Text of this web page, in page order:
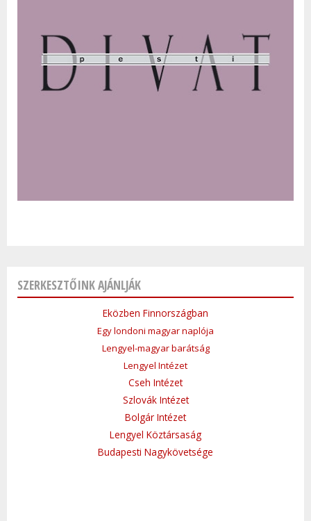
SZERKESZTŐINK AJÁNLJÁK
Eközben Finnországban
Egy londoni magyar naplója
Lengyel-magyar barátság
Lengyel Intézet
Cseh Intézet
Szlovák Intézet
Bolgár Intézet
Lengyel Köztársaság
Budapesti Nagykövetsége